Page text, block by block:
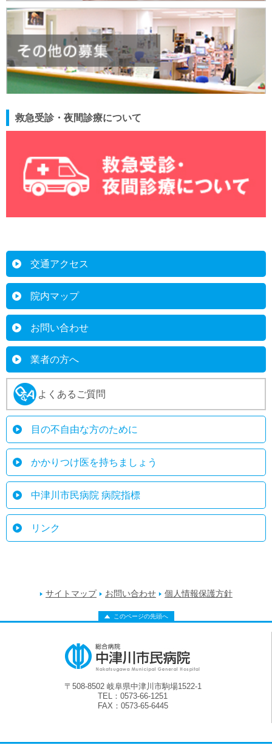
救急受診・夜間診療について
交通アクセス
院内マップ
お問い合わせ
業者の方へ
よくあるご質問
目の不自由な方のために
かかりつけ医を持ちましょう
中津川市民病院 病院指標
リンク
サイトマップ お問い合わせ 個人情報保護方針
このページの先頭へ
〒508-8502 岐阜県中津川市駒場1522-1
TEL：0573-66-1251
FAX：0573-65-6445